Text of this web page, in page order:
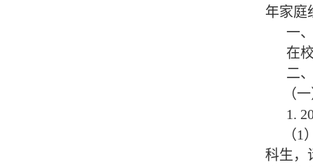
年家庭
一、
在校
二、
（一
1.
（1）
科生